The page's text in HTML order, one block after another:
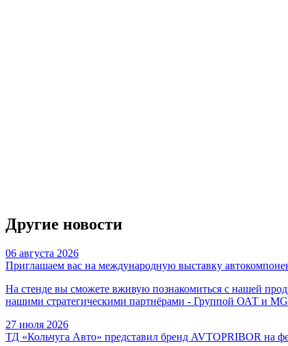
Другие новости
06 августа 2026
Приглашаем вас на международную выставку
На стенде вы сможете вживую познакомиться с нашей
нашими стратегическими партнёрами - Группой ОАТ и
27 июля 2026
ТД «Кольчуга Авто» представил бренд AVTOPRIBOR на